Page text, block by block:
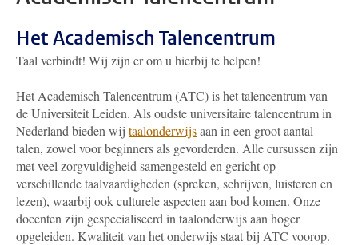
Het Academisch Talencentrum
Taal verbindt! Wij zijn er om u hierbij te helpen!
Het Academisch Talencentrum (ATC) is het talencentrum van
de Universiteit Leiden. Als oudste universitaire talencentrum in
Nederland bieden wij taalonderwijsaan in een groot aantal
talen, zowel voor beginners als gevorderden. Alle cursussen zijn
met veel zorgvuldigheid samengesteld en gericht op
verschillende taalvaardigheden (spreken, schrijven, luisteren en
lezen), waarbij ook culturele aspecten aan bod komen. Onze
docenten zijn gespecialiseerd in taalonderwijs aan hoger
opgeleiden. Kwaliteit van het onderwijs staat bij ATC voorop.